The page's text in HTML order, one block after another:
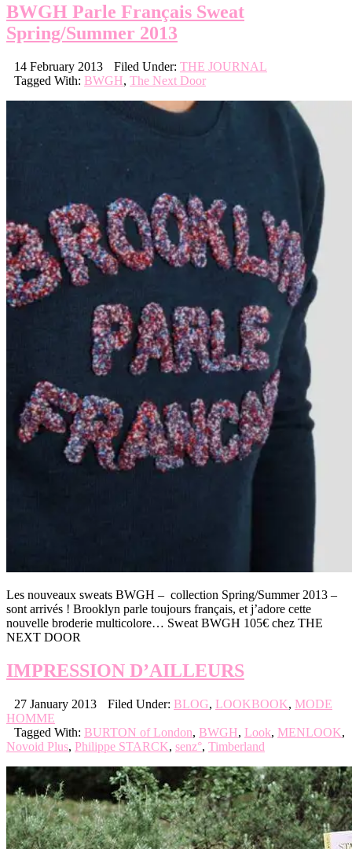
BWGH Parle Français Sweat
Spring/Summer 2013
14 February 2013 Filed Under: THE JOURNAL
Tagged With: BWGH, The Next Door
Les nouveaux sweats BWGH – collection Spring/Summer 2013 –
sont arrivés ! Brooklyn parle toujours français, et j’adore cette
nouvelle broderie multicolore… Sweat BWGH 105€ chez THE
NEXT DOOR
IMPRESSION D’AILLEURS
27 January 2013 Filed Under: BLOG, LOOKBOOK, MODE
HOMME
Tagged With: BURTON of London, BWGH, Look, MENLOOK,
Novoid Plus, Philippe STARCK, senz°, Timberland